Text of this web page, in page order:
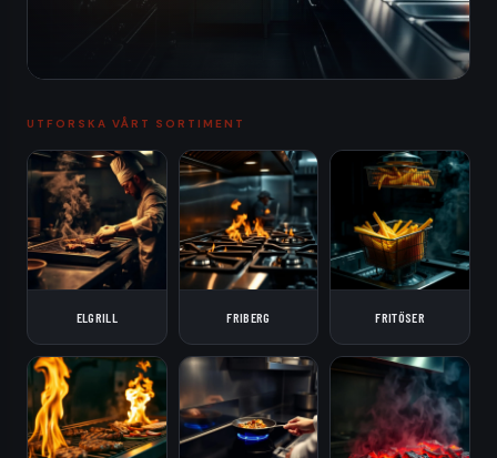
UTFORSKA VÅRT SORTIMENT
ELGRILL FRIBERG FRITÖSER